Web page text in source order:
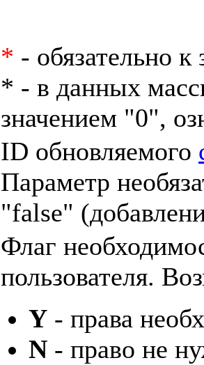
* - обязательно
* - в данных
значением "0",
ID обновляемого
Параметр
"false"
Флаг
пользователя.
Y - права
N - право не